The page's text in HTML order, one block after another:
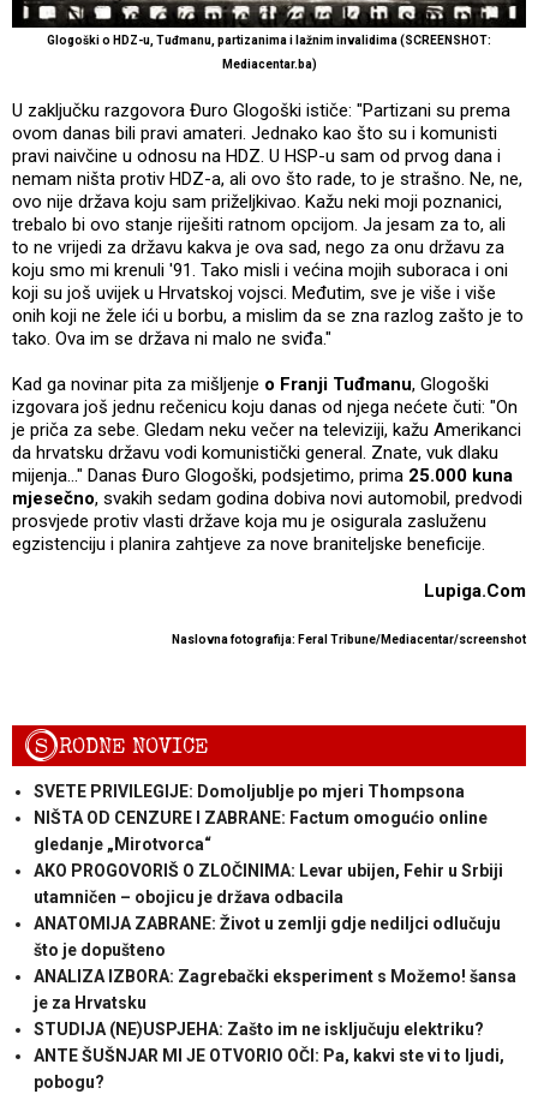
Glogoški o HDZ-u, Tuđmanu, partizanima i lažnim invalidima(SCREENSHOT:
Mediacentar.ba)
U zaključku razgovora Đuro Glogoški ističe: "Partizani su prema
ovom danas bili pravi amateri. Jednako kao što su i komunisti
pravi naivčine u odnosu na HDZ. U HSP-u sam od prvog dana i
nemam ništa protiv HDZ-a, ali ovo što rade, to je strašno. Ne, ne,
ovo nije država koju sam priželjkivao. Kažu neki moji poznanici,
trebalo bi ovo stanje riješiti ratnom opcijom. Ja jesam za to, ali
to ne vrijedi za državu kakva je ova sad, nego za onu državu za
koju smo mi krenuli '91. Tako misli i većina mojih suboraca i oni
koji su još uvijek u Hrvatskoj vojsci. Međutim, sve je više i više
onih koji ne žele ići u borbu, a mislim da se zna razlog zašto je to
tako. Ova im se država ni malo ne sviđa."
Kad ga novinar pita za mišljenje o Franji Tuđmanu, Glogoški
izgovara još jednu rečenicu koju danas od njega nećete čuti: "On
je priča za sebe. Gledam neku večer na televiziji, kažu Amerikanci
da hrvatsku državu vodi komunistički general. Znate, vuk dlaku
mijenja..." Danas Đuro Glogoški, podsjetimo, prima 25.000 kuna
mjesečno, svakih sedam godina dobiva novi automobil, predvodi
prosvjede protiv vlasti države koja mu je osigurala zasluženu
egzistenciju i planira zahtjeve za nove braniteljske beneficije.
Lupiga.Com
Naslovna fotografija: Feral Tribune/Mediacentar/screenshot
SRODNE NOVICE
SVETE PRIVILEGIJE: Domoljublje po mjeri Thompsona
NIŠTA OD CENZURE I ZABRANE: Factum omogućio online
gledanje „Mirotvorca“
AKO PROGOVORIŠ O ZLOČINIMA: Levar ubijen, Fehir u Srbiji
utamničen – obojicu je država odbacila
ANATOMIJA ZABRANE: Život u zemlji gdje nediljci odlučuju
što je dopušteno
ANALIZA IZBORA: Zagrebački eksperiment s Možemo! šansa
je za Hrvatsku
STUDIJA (NE)USPJEHA: Zašto im ne isključuju elektriku?
ANTE ŠUŠNJAR MI JE OTVORIO OČI: Pa, kakvi ste vi to ljudi,
pobogu?